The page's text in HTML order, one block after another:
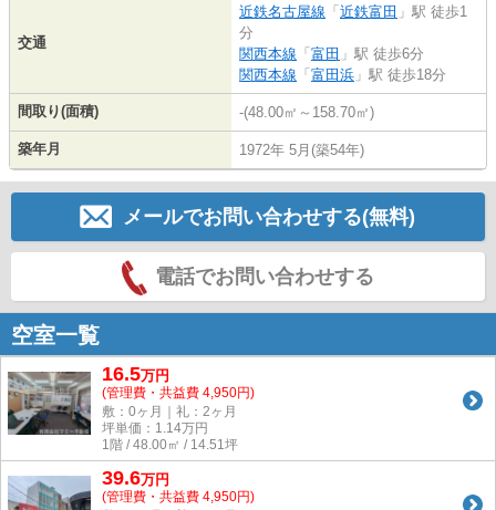
交通
近鉄名古屋線 「 近鉄富田 」駅 徒歩1
分
関西本線 「 富田 」駅 徒歩6分
関西本線 「 富田浜 」駅 徒歩18分
間取り(面積) -(48.00㎡～158.70㎡)
築年月 1972年 5月(築54年)
メールでお問い合わせする(無料)
電話でお問い合わせする
空室一覧
16.5万円
(管理費・共益費 4,950円)
敷：0ヶ月｜礼：2ヶ月
坪単価： 1.14万円
1階 / 48.00㎡ / 14.51坪
39.6万円
(管理費・共益費 4,950円)